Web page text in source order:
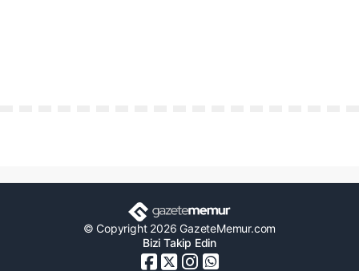
© Copyright 2026 GazeteMemur.com
Bizi Takip Edin